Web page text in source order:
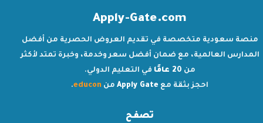
Apply-Gate.com
منصة سعودية متخصصة في تقديم العروض الحصرية من أفضل
المدارس العالمية، مع ضمان أفضل سعر وخدمة، وخبرة تمتد لأكثر
من 20 عامًا
في التعليم الدولي.
احجز بثقة مع Apply Gate من educon
.
تصفح